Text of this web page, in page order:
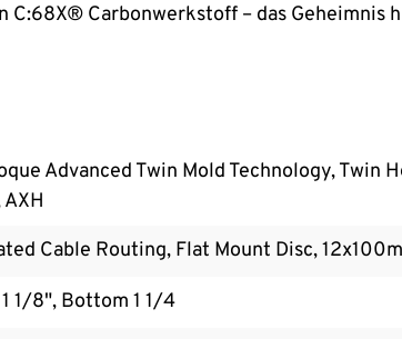
C:68X® Carbonwerkstoff – das Geheimnis
Advanced Twin Mold Technology, Twin
Cable Routing, Flat Mount Disc,
1/8", Bottom 1 1/4